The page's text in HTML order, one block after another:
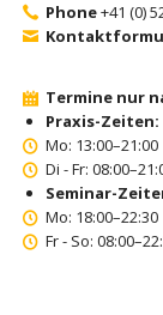
Phone+41 (0)
Termine nur
Praxis-Zeiten:
Mo: 13:00–21:00
Di - Fr:
Seminar-
Mo: 18:00–22:30
Fr - So: